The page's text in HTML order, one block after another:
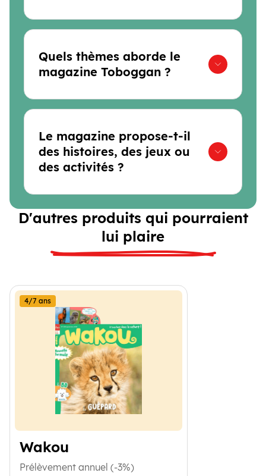
Quels thèmes aborde le
magazine Toboggan ?
Le magazine propose-t-il
des histoires, des jeux ou
des activités ?
D'autres produits qui pourraient
lui plaire
Wakou
4/7 ans
Prélèvement annuel (-3%)